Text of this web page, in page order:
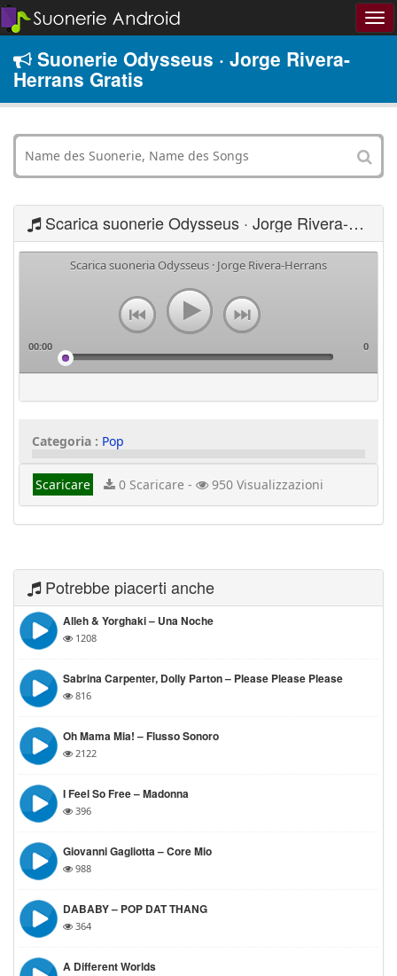
Suonerie Odysseus · Jorge Rivera-
Herrans Gratis
Scarica suonerie Odysseus · Jorge Rivera-Herrans
Scarica suoneria Odysseus · Jorge Rivera-Herrans
00:00 0
Categoria : Pop
Scaricare 0 Scaricare - 950 Visualizzazioni
Potrebbe piacerti anche
Alleh & Yorghaki – Una Noche
1208
Sabrina Carpenter, Dolly Parton – Please Please Please
816
Oh Mama Mia! – Flusso Sonoro
2122
I Feel So Free – Madonna
396
Giovanni Gagliotta – Core Mio
988
DABABY – POP DAT THANG
364
A Different Worlds